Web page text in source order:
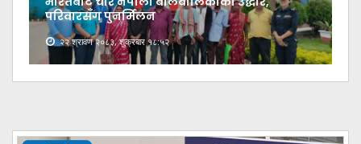
परिवारसँग पुनर्मिलन
२२ श्रावण २०८३, शुक्रबार १८:५२